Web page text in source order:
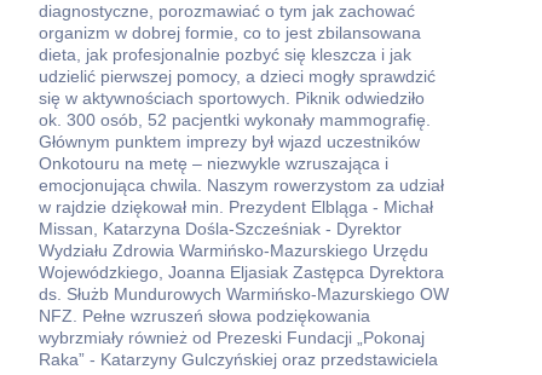
diagnostyczne, porozmawiać o tym jak zachować
organizm w dobrej formie, co to jest zbilansowana
dieta, jak profesjonalnie pozbyć się kleszcza i jak
udzielić pierwszej pomocy, a dzieci mogły sprawdzić
się w aktywnościach sportowych. Piknik odwiedziło
ok. 300 osób, 52 pacjentki wykonały mammografię.
Głównym punktem imprezy był wjazd uczestników
Onkotouru na metę – niezwykle wzruszająca i
emocjonująca chwila. Naszym rowerzystom za udział
w rajdzie dziękował min. Prezydent Elbląga - Michał
Missan, Katarzyna Dośla-Szcześniak - Dyrektor
Wydziału Zdrowia Warmińsko-Mazurskiego Urzędu
Wojewódzkiego, Joanna Eljasiak Zastępca Dyrektora
ds. Służb Mundurowych Warmińsko-Mazurskiego OW
NFZ. Pełne wzruszeń słowa podziękowania
wybrzmiały również od Prezeski Fundacji „Pokonaj
Raka” - Katarzyny Gulczyńskiej oraz przedstawiciela